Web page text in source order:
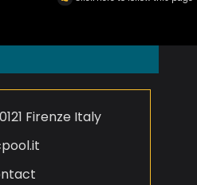
Firenze Italy